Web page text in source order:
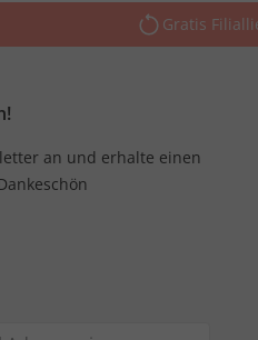
Gratis
an und erhalte einen